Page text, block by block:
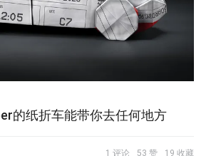
的纸折车能带你去任何地方
1 评论 53 赞 19 收藏